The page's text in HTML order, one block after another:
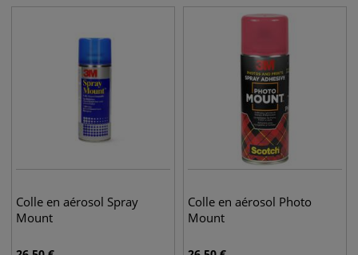
Colle en aérosol Spray
Mount
Colle en aérosol Photo
Mount